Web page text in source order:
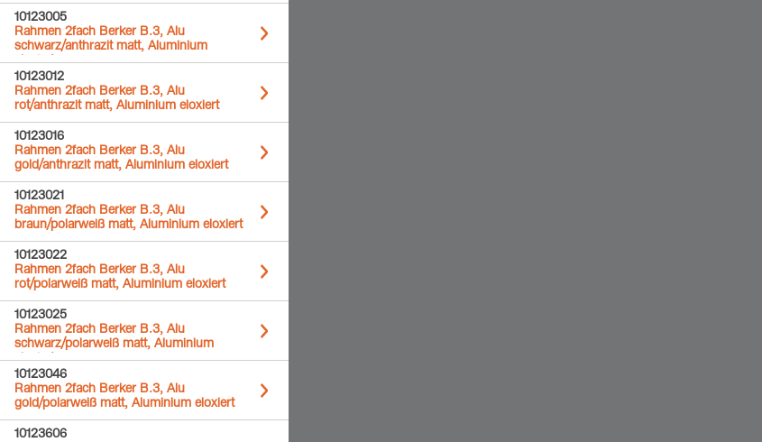
10123005
Rahmen 2fach Berker B.3, Alu
schwarz/anthrazit matt, Aluminium
eloxiert
10123012
Rahmen 2fach Berker B.3, Alu
rot/anthrazit matt, Aluminium eloxiert
10123016
Rahmen 2fach Berker B.3, Alu
gold/anthrazit matt, Aluminium eloxiert
10123021
Rahmen 2fach Berker B.3, Alu
braun/polarweiß matt, Aluminium eloxiert
10123022
Rahmen 2fach Berker B.3, Alu
rot/polarweiß matt, Aluminium eloxiert
10123025
Rahmen 2fach Berker B.3, Alu
schwarz/polarweiß matt, Aluminium
eloxiert
10123046
Rahmen 2fach Berker B.3, Alu
gold/polarweiß matt, Aluminium eloxiert
10123606